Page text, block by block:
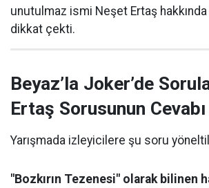
unutulmaz ismi Neşet Ertaş
dikkat çekti.
Beyaz’la Joker’de
Ertaş Sorusunun Cevabı
Yarışmada izleyicilere şu soru
"Bozkırın Tezenesi" olarak bilinen